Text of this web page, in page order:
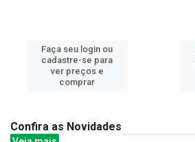
Faça seu login ou
cadastre-se para
ver preços e
comprar
Confira as Novidades